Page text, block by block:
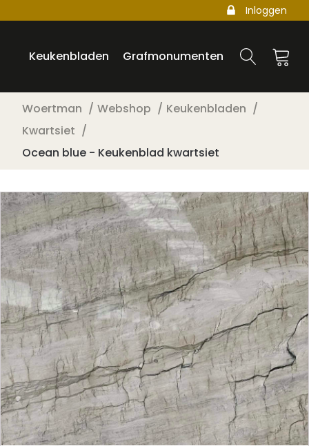
Inloggen
Keukenbladen Grafmonumenten
Woertman Webshop
Keukenbladen
Kwartsiet
Ocean blue - Keukenblad kwartsiet